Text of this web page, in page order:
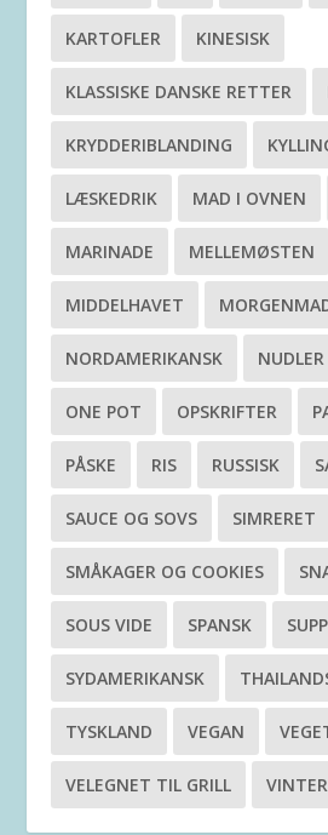
KARTOFLER KINESISK
KLASSISKE DANSKE RETTER
KRYDDERIBLANDING
LÆSKEDRIK MAD I OVNEN
MARINADE MELLEMØSTEN
MIDDELHAVET
NORDAMERIKANSK NUDLER
ONE POT OPSKRIFTER
PÅSKE RIS RUSSISK
SAUCE OG SOVS SIMRERET
SMÅKAGER OG COOKIES
SOUS VIDE SPANSK
SYDAMERIKANSK
TYSKLAND VEGAN
VELEGNET TIL GRILL VINTER